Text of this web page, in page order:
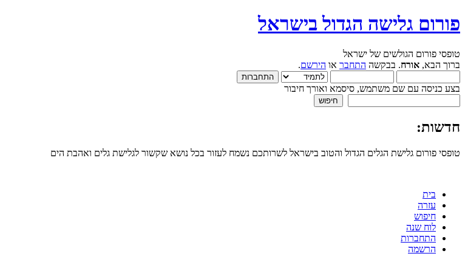
פורום גלישה הגדול בישראל
טופסי פורום הגולשים של ישראל
ברוך הבא, אורח. בבקשה התחבר או הירשם.
בצע כניסה עם שם משתמש, סיסמא ואורך חיבור
חדשות:
טופסי פורום גלישת הגלים הגדול והטוב בישראל לשרותכם נשמח לעזור בכל נושא שקשור לגלישת גלים ואהבת הים
בית
עזרה
חיפוש
לוח שנה
התחברות
הרשמה